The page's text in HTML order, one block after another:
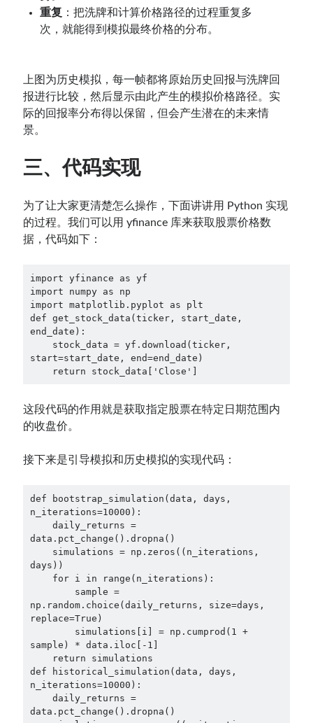
重复 ：把洗牌和计算价格路径的过程重复多
次，就能得到模拟最终价格的分布。
上图为历史模拟，每一帧都将原始历史回报与洗牌回
报进行比较，然后显示由此产生的模拟价格路径。实
际的回报率分布得以保留，但会产生潜在的未来情
景。
三、代码实现
为了让大家更清楚怎么操作，下面讲讲用 Python 实现
的过程。我们可以用 yfinance 库来获取股票价格数
据，代码如下：
import yfinance as yf
import numpy as np
import matplotlib.pyplot as plt
def get_stock_data(ticker, start_date,
end_date):
start=start_date, end=end_date)
    return stock_data['Close']
这段代码的作用就是获取指定股票在特定日期范围内
的收盘价。
接下来是引导模拟和历史模拟的实现代码：
def bootstrap_simulation(data, days,
n_iterations=10000):
data.pct_change().dropna()
days))
np.random.choice(daily_returns, size=days,
replace=True)
sample) * data.iloc[-1]
def historical_simulation(data, days,
n_iterations=10000):
data.pct_change().dropna()